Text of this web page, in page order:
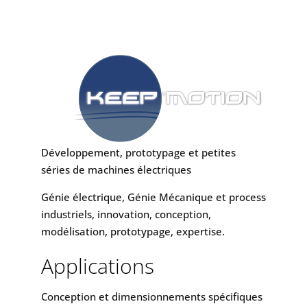
Développement, prototypage et petites
séries de machines électriques
Génie électrique, Génie Mécanique et process
industriels, innovation, conception,
modélisation, prototypage, expertise.
Applications
Conception et dimensionnements spécifiques